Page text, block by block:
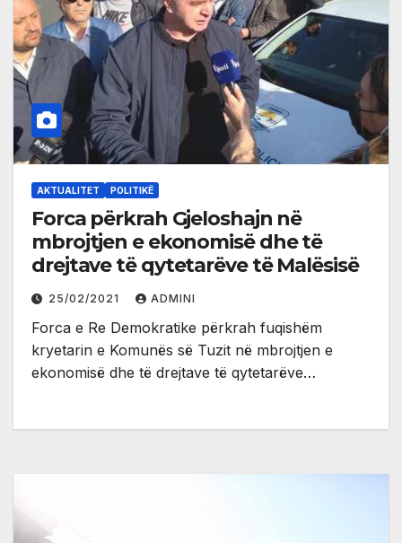
AKTUALITET POLITIKË
Forca përkrah Gjeloshajn në
mbrojtjen e ekonomisë dhe të
drejtave të qytetarëve të Malësisë
25/02/2021 ADMINI
Forca e Re Demokratike përkrah fuqishëm
kryetarin e Komunës së Tuzit në mbrojtjen e
ekonomisë dhe të drejtave të qytetarëve…